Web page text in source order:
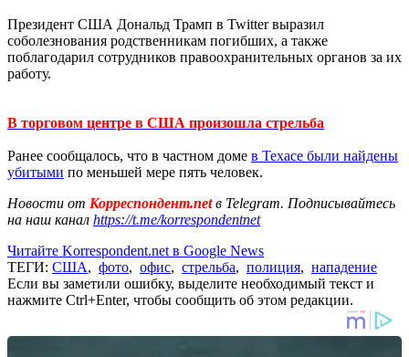
Президент США Дональд Трамп в Twitter выразил
соболезнования родственникам погибших, а также
поблагодарил сотрудников правоохранительных органов за их
работу.
В торговом центре в США произошла стрельба
Ранее сообщалось, что в частном доме в Техасе были найдены
убитыми по меньшей мере пять человек.
Новости от Корреспондент.netв Telegram. Подписывайтесь
на наш канал https://t.me/korrespondentnet
Читайте Korrespondent.net в Google News
ТЕГИ: США, фото, офис, стрельба, полиция, нападение
Если вы заметили ошибку, выделите необходимый текст и
нажмите Ctrl+Enter, чтобы сообщить об этом редакции.